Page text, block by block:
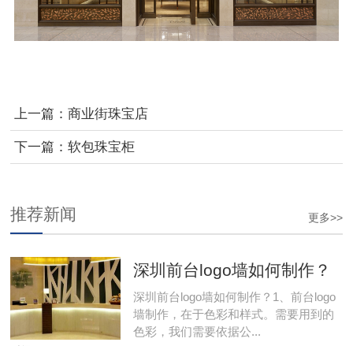
上一篇： 商业街珠宝店
下一篇： 软包珠宝柜
更多>>
推荐新闻
深圳前台logo墙如何制作？
深圳前台logo墙如何制作？1、前台logo
墙制作，在于色彩和样式。需要用到的
色彩，我们需要依据公...